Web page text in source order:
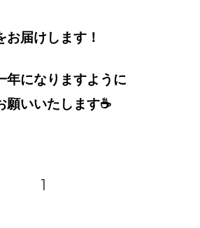
お届けします！
年になりますように
願いいたします☕
1